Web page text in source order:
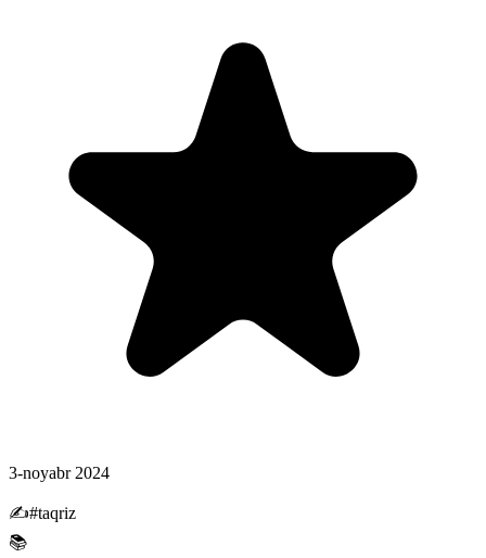
3-noyabr 2024
✍#taqriz
📚